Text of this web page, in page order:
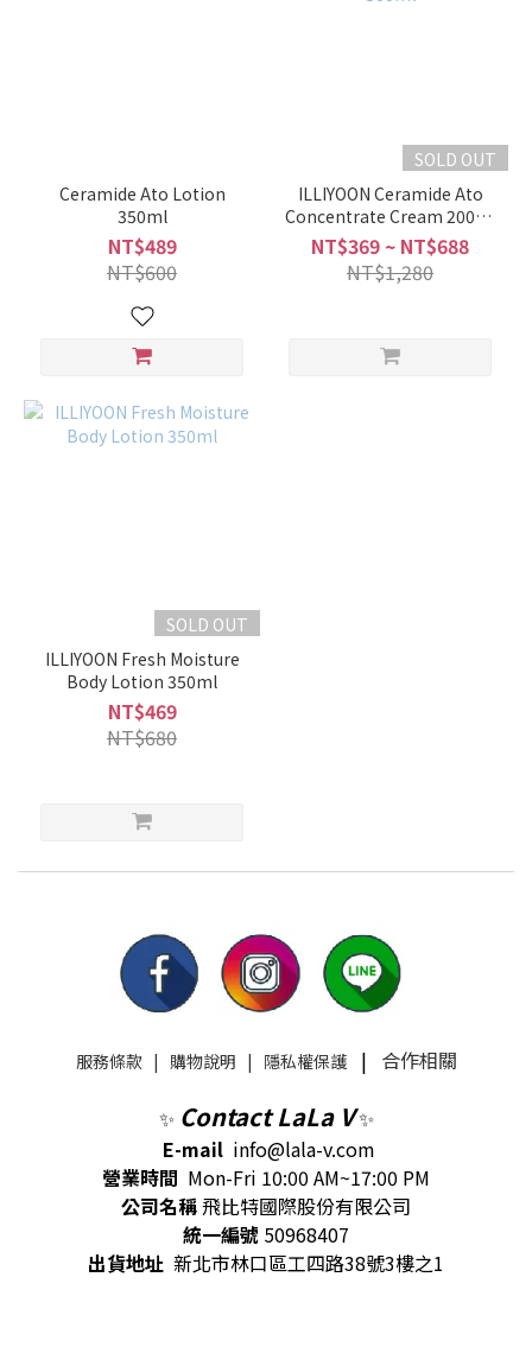
Ceramide Ato Lotion
350ml
NT$489
NT$600
SOLD OUT
ILLIYOON Ceramide Ato
Concentrate Cream 200ml
/ 500ml
NT$369 ~ NT$688
NT$1,280
SOLD OUT
ILLIYOON Fresh Moisture
Body Lotion 350ml
NT$469
NT$680
服務條款| 購物說明 | 隱私權保護| 合作相關
✨ Contact LaLa V✨
E-mail info@lala-v.com
營業時間 Mon-Fri 10:00 AM~17:00 PM
公司名稱飛比特國際股份有限公司
統一編號 50968407
出貨地址 新北市林口區工四路38號3樓之1